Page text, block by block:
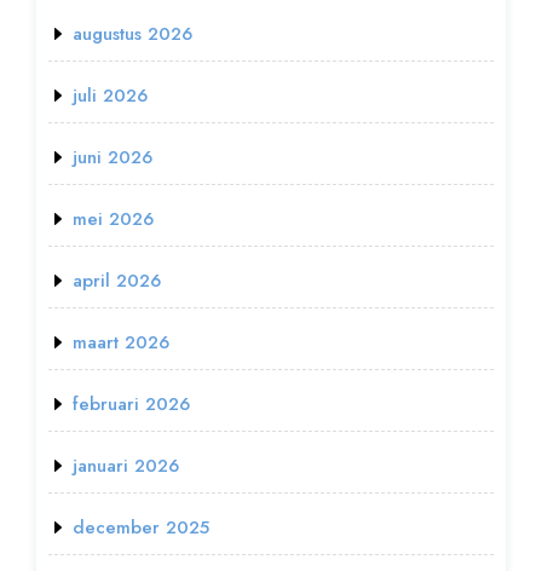
augustus 2026
juli 2026
juni 2026
mei 2026
april 2026
maart 2026
februari 2026
januari 2026
december 2025